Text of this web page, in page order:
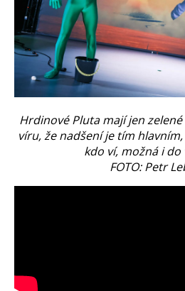
Hrdinové Pluta mají jen
víru, že nadšení je tím
kdo ví, možná i
FOTO: Petr